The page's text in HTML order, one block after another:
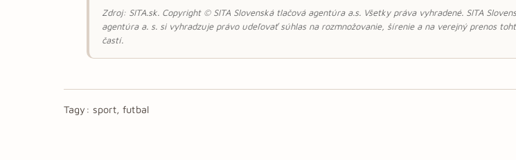
Zdroj: SITA.sk. Copyright © SITA Slovenská tlačová agentúra a.s. Všetky práva vyhradené. SITA
agentúra a. s. si vyhradzuje právo udeľovať súhlas na rozmnožovanie, šírenie a na verejný prenos
častí.
Tagy: sport, futbal